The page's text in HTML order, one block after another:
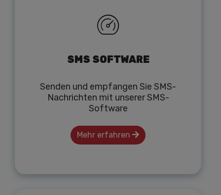
SMS SOFTWARE
Senden und empfangen Sie SMS-
Nachrichten mit unserer SMS-
Software
Mehr erfahren